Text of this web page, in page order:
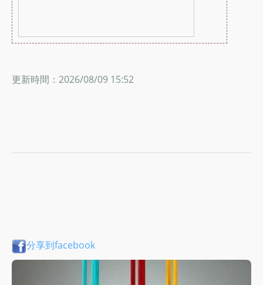
更新時間：2026/08/09 15:52
分享到facebook